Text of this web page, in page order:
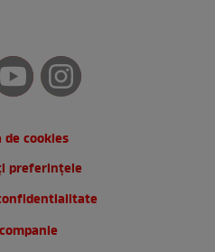
de cookies
preferințele